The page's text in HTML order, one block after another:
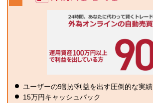
ユーザーの9割が利益を出す圧倒的な実績
15万円キャッシュバック